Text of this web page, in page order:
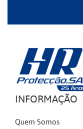
INFORMAÇÃO
Quem Somos